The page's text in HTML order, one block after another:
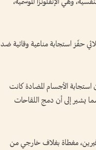
حفّز استجابة مناعية وقائية ضد
استجابة الأجسام المضادة كانت
يشير إلى أن دمج اللقاحات
مغطاة بغلاف خارجي من